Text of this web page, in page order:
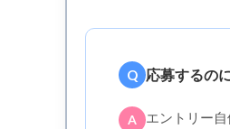
Q 応募するの
A
エントリー